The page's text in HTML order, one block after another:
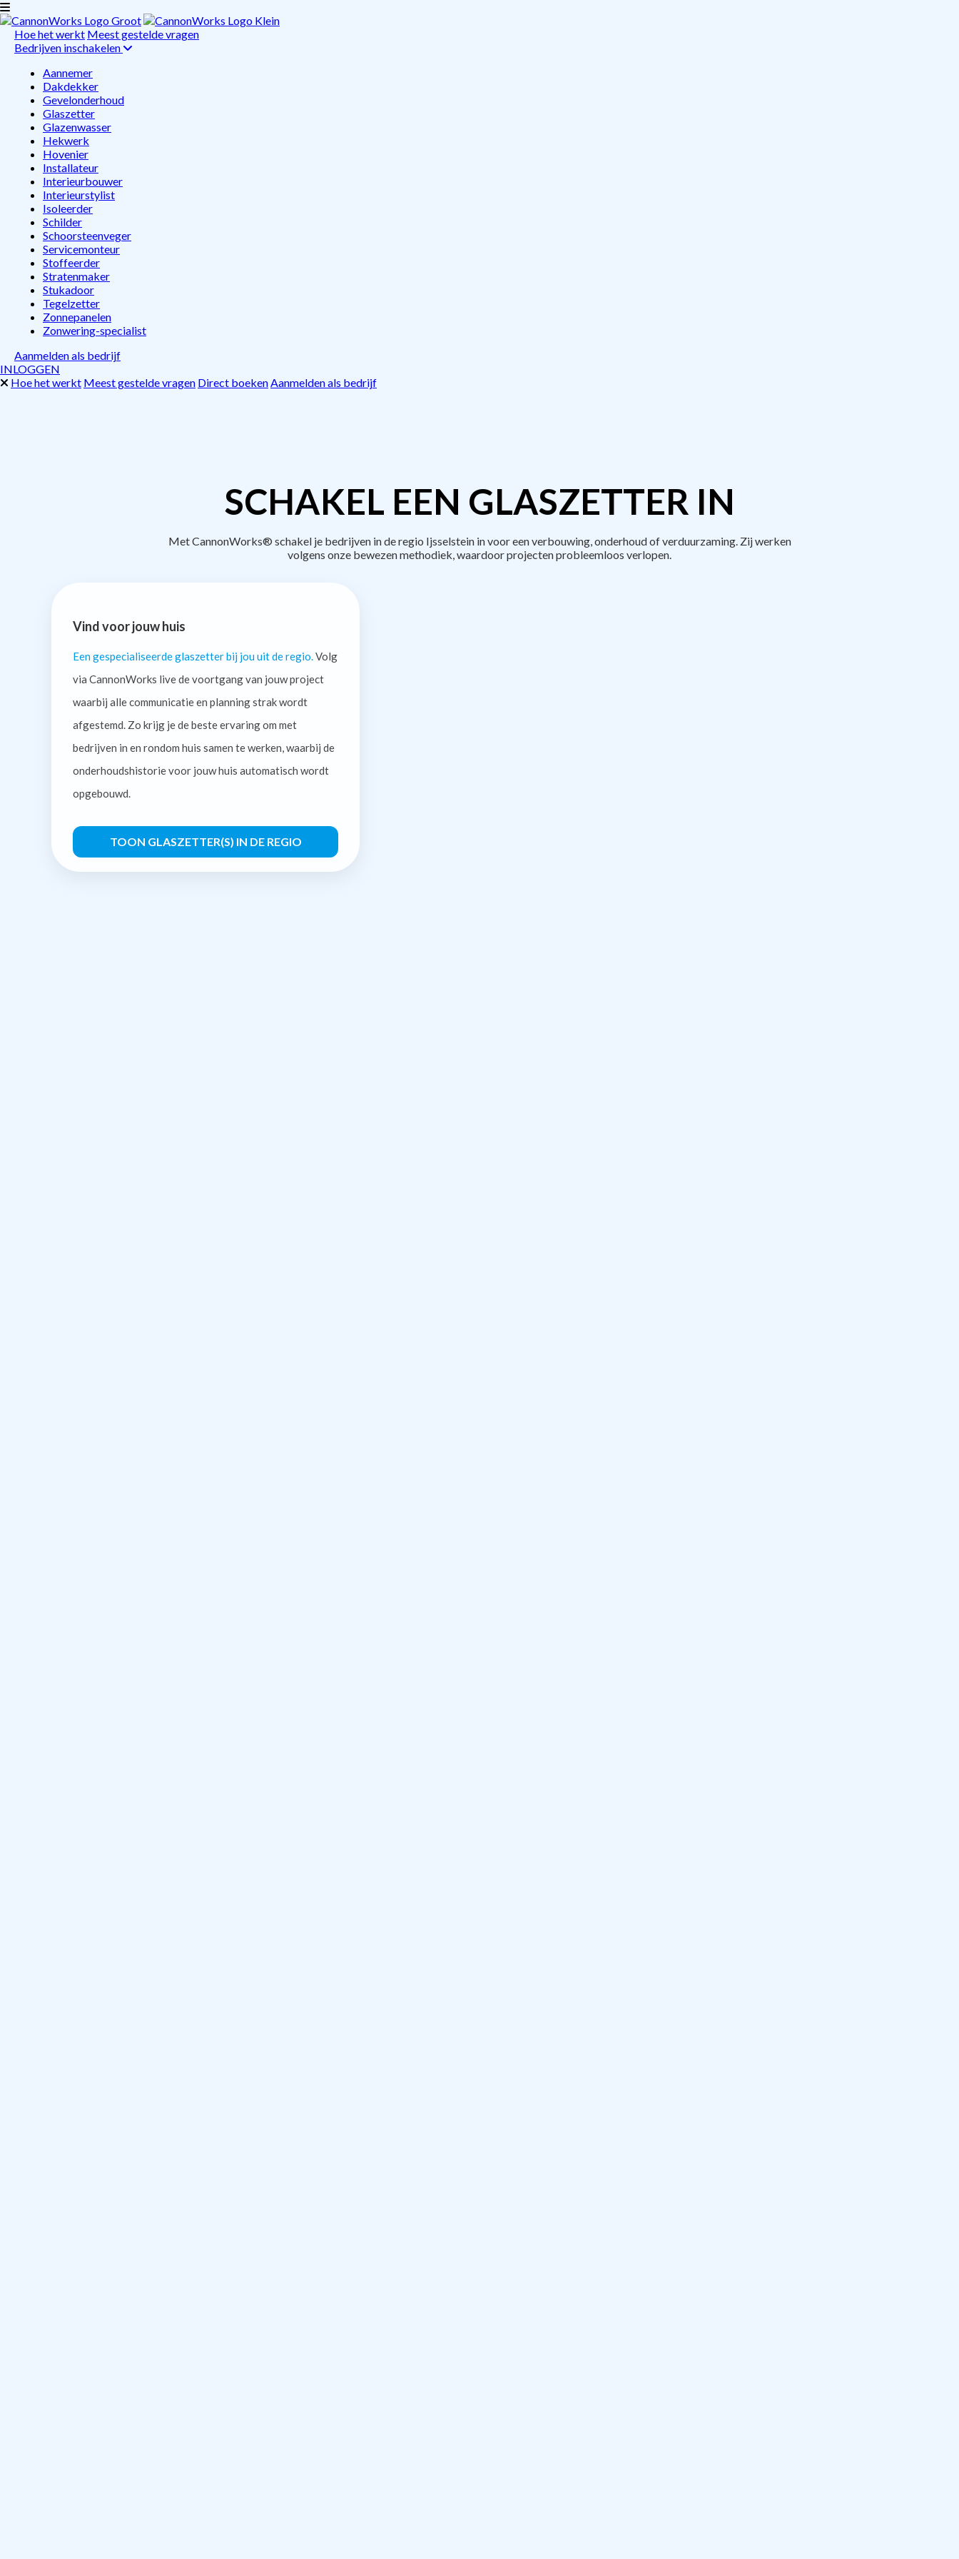
Hoe het werkt Meest gestelde vragen
Bedrijven inschakelen
Aannemer
Dakdekker
Gevelonderhoud
Glaszetter
Glazenwasser
Hekwerk
Hovenier
Installateur
Interieurbouwer
Interieurstylist
Isoleerder
Schilder
Schoorsteenveger
Servicemonteur
Stoffeerder
Stratenmaker
Stukadoor
Tegelzetter
Zonnepanelen
Zonwering-specialist
Aanmelden als bedrijf
INLOGGEN
Hoe het werkt Meest gestelde vragen Direct boekenAanmelden als bedrijf
SCHAKEL EEN GLASZETTER IN
Met CannonWorks® schakel je bedrijven in de regio Ijsselstein in voor een verbouwing, onderhoud of verduurzaming. Zij werken
volgens onze bewezen methodiek, waardoor projecten probleemloos verlopen.
Vind voor jouw huis
Een gespecialiseerde glaszetter bij jou uit de regio. Volg
via CannonWorks live de voortgang van jouw project
waarbij alle communicatie en planning strak wordt
afgestemd. Zo krijg je de beste ervaring om met
bedrijven in en rondom huis samen te werken, waarbij de
onderhoudshistorie voor jouw huis automatisch wordt
opgebouwd.
TOON GLASZETTER(S) IN DE REGIO